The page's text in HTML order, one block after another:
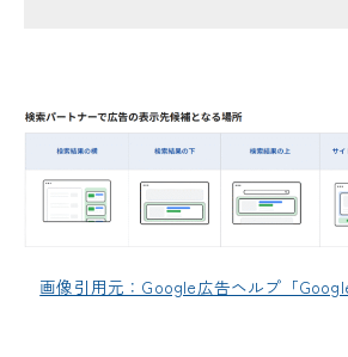
画像引用元：Google広告ヘルプ「